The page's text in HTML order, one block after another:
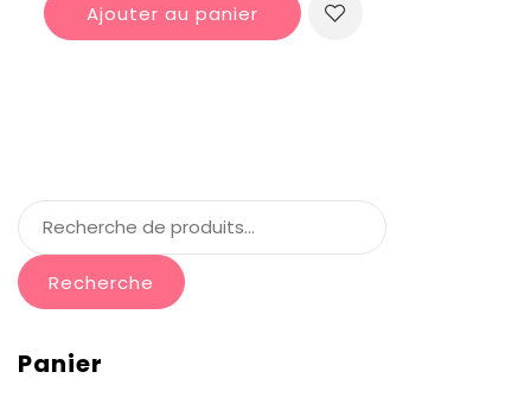
Ajouter au panier
Recherche
Panier